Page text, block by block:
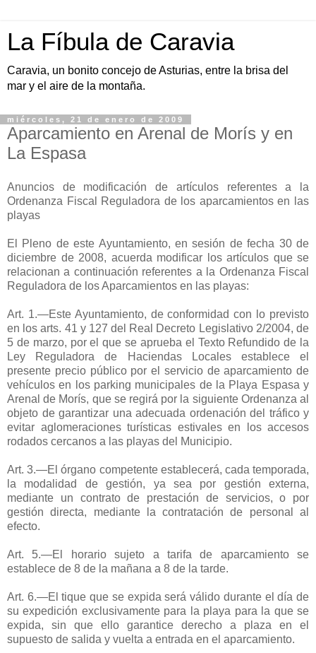
La Fíbula de Caravia
Caravia, un bonito concejo de Asturias, entre la brisa del
mar y el aire de la montaña.
miércoles, 21 de enero de 2009
Aparcamiento en Arenal de Morís y en
La Espasa
Anuncios de modificación de artículos referentes a la
Ordenanza Fiscal Reguladora de los aparcamientos en las
playas
El Pleno de este Ayuntamiento, en sesión de fecha 30 de
diciembre de 2008, acuerda modificar los artículos que se
relacionan a continuación referentes a la Ordenanza Fiscal
Reguladora de los Aparcamientos en las playas:
Art. 1.—Este Ayuntamiento, de conformidad con lo previsto
en los arts. 41 y 127 del Real Decreto Legislativo 2/2004, de
5 de marzo, por el que se aprueba el Texto Refundido de la
Ley Reguladora de Haciendas Locales establece el
presente precio público por el servicio de aparcamiento de
vehículos en los parking municipales de la Playa Espasa y
Arenal de Morís, que se regirá por la siguiente Ordenanza al
objeto de garantizar una adecuada ordenación del tráfico y
evitar aglomeraciones turísticas estivales en los accesos
rodados cercanos a las playas del Municipio.
Art. 3.—El órgano competente establecerá, cada temporada,
la modalidad de gestión, ya sea por gestión externa,
mediante un contrato de prestación de servicios, o por
gestión directa, mediante la contratación de personal al
efecto.
Art. 5.—El horario sujeto a tarifa de aparcamiento se
establece de 8 de la mañana a 8 de la tarde.
Art. 6.—El tique que se expida será válido durante el día de
su expedición exclusivamente para la playa para la que se
expida, sin que ello garantice derecho a plaza en el
supuesto de salida y vuelta a entrada en el aparcamiento.